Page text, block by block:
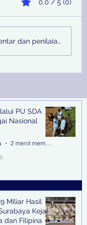
Rp 29
Judi
0.0 / 5 (0)
dan penilaian...
Recent Posts
PU SDA
Nasional
2 menit membaca
Miliar Hasil
Kejar
dan Filipina